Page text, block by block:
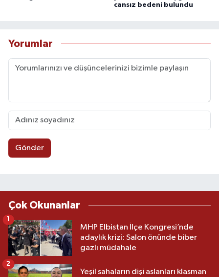
cansız bedeni bulundu
Yorumlar
Gönder
Çok Okunanlar
MHP Elbistan İlçe Kongresi’nde
adaylık krizi: Salon önünde biber
gazlı müdahale
Yeşil sahaların dişi aslanları klasman
2